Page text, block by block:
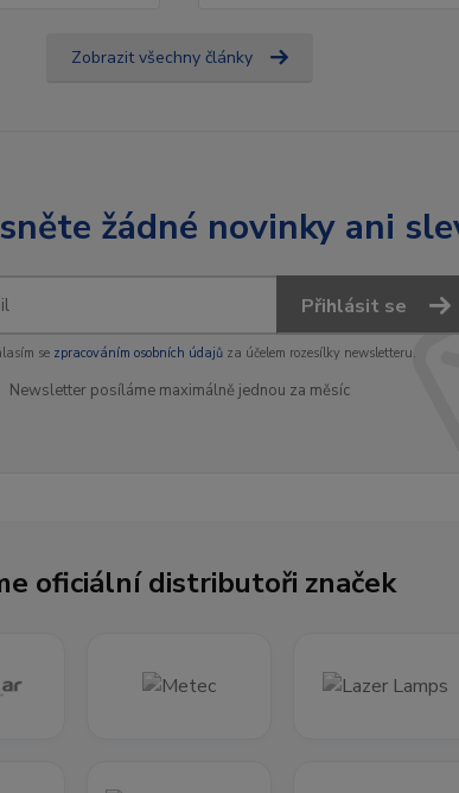
Zobrazit všechny články
žádné novinky ani
Přihlásit se
se zpracováním osobních údajůza účelem rozesílky newsletteru.
Newsletter posíláme maximálně jednou za měsíc
oficiální distributoři značek